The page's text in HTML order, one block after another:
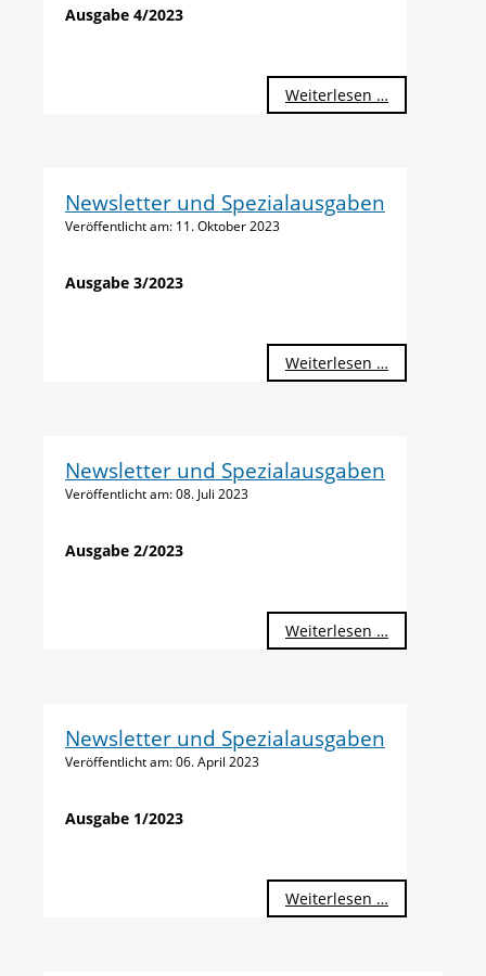
Ausgabe 4/2023
Weiterlesen …
Newsletter und Spezialausgaben
Veröffentlicht am: 11. Oktober 2023
Ausgabe 3/2023
Weiterlesen …
Newsletter und Spezialausgaben
Veröffentlicht am: 08. Juli 2023
Ausgabe 2/2023
Weiterlesen …
Newsletter und Spezialausgaben
Veröffentlicht am: 06. April 2023
Ausgabe 1/2023
Weiterlesen …